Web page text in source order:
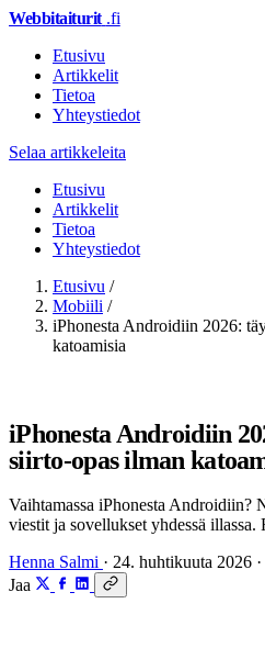
Webbitaiturit .fi
Etusivu
Artikkelit
Tietoa
Yhteystiedot
Selaa artikkeleita
Etusivu
Artikkelit
Tietoa
Yhteystiedot
Etusivu /
Mobiili /
iPhonesta Androidiin 2026:
katoamisia
iPhonesta Androidiin
siirto-opas ilman
Vaihtamassa iPhonesta Androidiin?
viestit ja sovellukset yhdessä
Henna Salmi · 24. huhtikuuta 2026 ·
Jaa